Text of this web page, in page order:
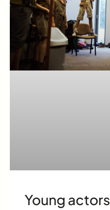
Young actors